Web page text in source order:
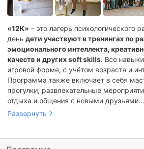
«12К» – это лагерь психологического
день дети участвуют в тренингах по
эмоционального интеллекта,
качеств и других soft skills. Все
игровой форме, с учётом возраста и
Программа также включает в себя
прогулки, развлекательные
отдыха и общения с новыми друзьями.
Развернуть